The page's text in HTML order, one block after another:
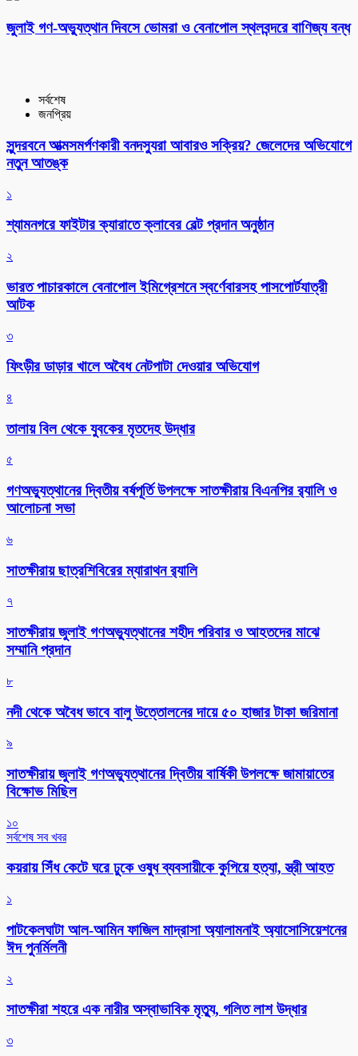
‎জুলাই গণ-অভ্যুত্থান দিবসে ভোমরা ও বেনাপোল স্থলবন্দরে বাণিজ্য বন্ধ
সর্বশেষ
জনপ্রিয়
সুন্দরবনে আত্মসমর্পণকারী বনদস্যুরা আবারও সক্রিয়? জেলেদের অভিযোগে
নতুন আতঙ্ক
১
শ্যামনগরে ফাইটার ক্যারাতে ক্লাবের বেল্ট প্রদান অনুষ্ঠান
২
ভারত পাচারকালে বেনাপোল ইমিগ্রেশনে স্বর্ণেবারসহ পাসপোর্টযাত্রী
আটক
৩
ফিংড়ীর ডাড়ার খালে অবৈধ নেটপাটা দেওয়ার অভিযোগ
৪
তালায় বিল থেকে যুবকের মৃতদেহ উদ্ধার
৫
গণঅভ্যুত্থানের দ্বিতীয় বর্ষপূর্তি উপলক্ষে সাতক্ষীরায় বিএনপির র‌্যালি ও
আলোচনা সভা
৬
সাতক্ষীরায় ছাত্রশিবিরের ম্যারাথন র‌্যালি
৭
সাতক্ষীরায় জুলাই গণঅভ্যুত্থানের শহীদ পরিবার ও আহতদের মাঝে
সম্মানি প্রদান
৮
নদী থেকে অবৈধ ভাবে বালু উত্তোলনের দায়ে ৫০ হাজার টাকা জরিমানা
৯
সাতক্ষীরায় জুলাই গণঅভ্যুত্থানের দ্বিতীয় বার্ষিকী উপলক্ষে জামায়াতের
বিক্ষোভ মিছিল
১০
সর্বশেষ সব খবর
কয়রায় সিঁধ কেটে ঘরে ঢুকে ওষুধ ব্যবসায়ীকে কুপিয়ে হত্যা, স্ত্রী আহত
১
পাটকেলঘাটা আল-আমিন ফাজিল মাদ্রাসা অ্যালামনাই অ্যাসোসিয়েশনের
ঈদ পুনর্মিলনী
২
সাতক্ষীরা শহরে এক নারীর অস্বাভাবিক মৃত্যু, গলিত লাশ উদ্ধার
৩